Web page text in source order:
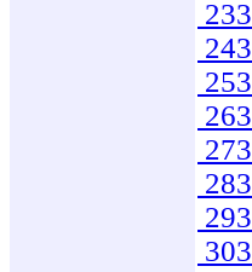
233
243
253
263
273
283
293
303